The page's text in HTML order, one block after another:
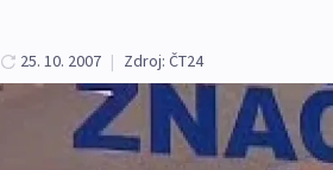
25. 10. 2007 | Zdroj: ČT24